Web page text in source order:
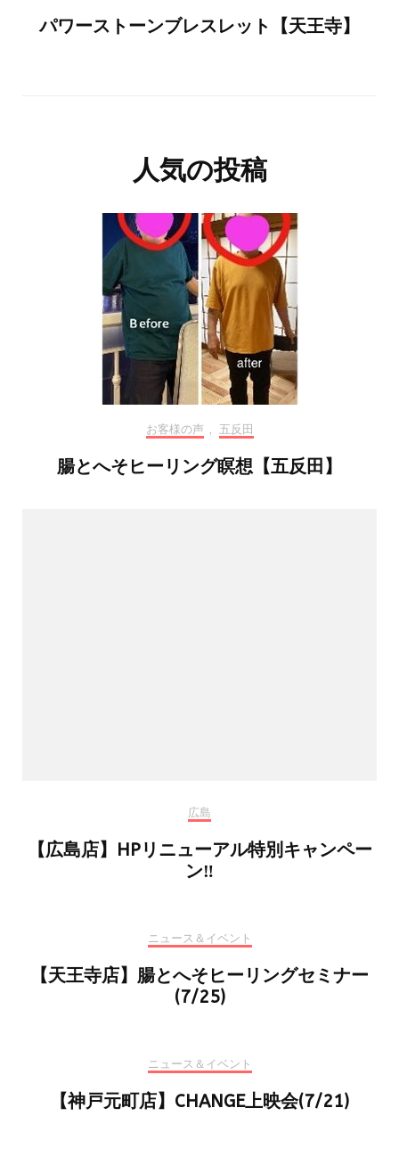
パワーストーンブレスレット【天王寺】
人気の投稿
お客様の声 , 五反田
腸とへそヒーリング瞑想【五反田】
広島
【広島店】HPリニューアル特別キャンペー
ン‼
ニュース＆イベント
【天王寺店】腸とへそヒーリングセミナー
(7/25)
ニュース＆イベント
【神戸元町店】CHANGE上映会(7/21)